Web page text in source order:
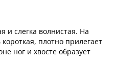
и слегка волнистая. На
плотно прилегает
ног и хвосте образует